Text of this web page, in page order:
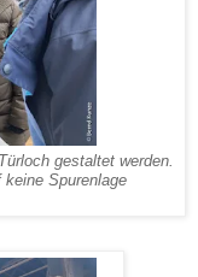
gestaltet werden.
Spurenlage